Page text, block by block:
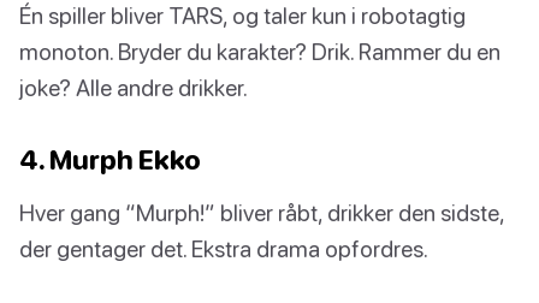
Én spiller bliver TARS, og taler kun i robotagtig
monoton. Bryder du karakter? Drik. Rammer du en
joke? Alle andre drikker.
4. Murph Ekko
Hver gang “Murph!” bliver råbt, drikker den sidste,
der gentager det. Ekstra drama opfordres.